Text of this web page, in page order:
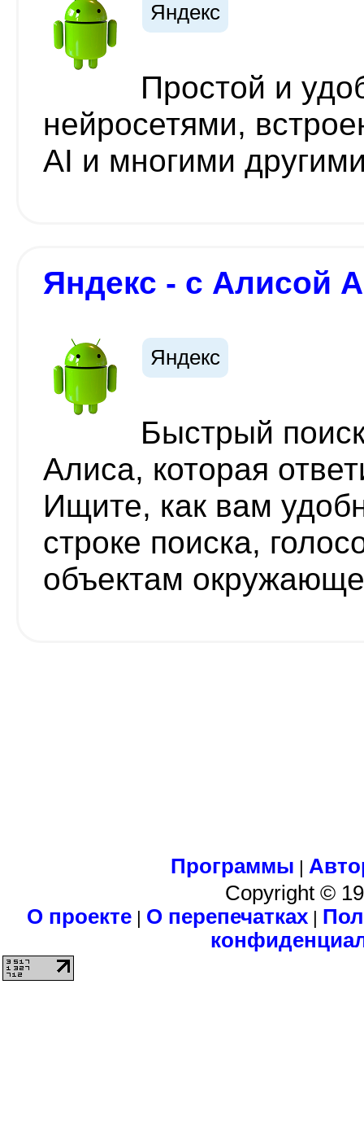
Яндекс
Простой и
нейросетями,
AI и многими
Яндекс - с Алисой
Яндекс
Быстрый
Алиса, которая
Ищите, как вам
строке поиска,
объектам
Программы |
Copyright ©
О проекте| О перепечатках|